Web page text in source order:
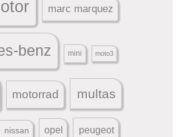
marc marquez
benz mini moto3
motorrad multas
nissan opel peugeot